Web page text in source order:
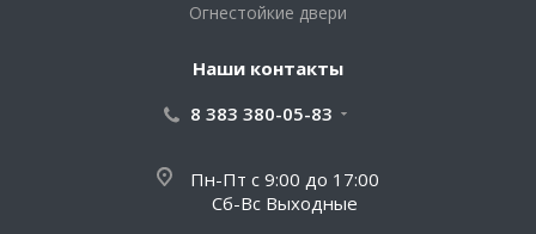
Огнестойкие двери
Наши контакты
8 383 380-05-83
Пн-Пт с 9:00 до 17:00
Сб-Вс Выходные